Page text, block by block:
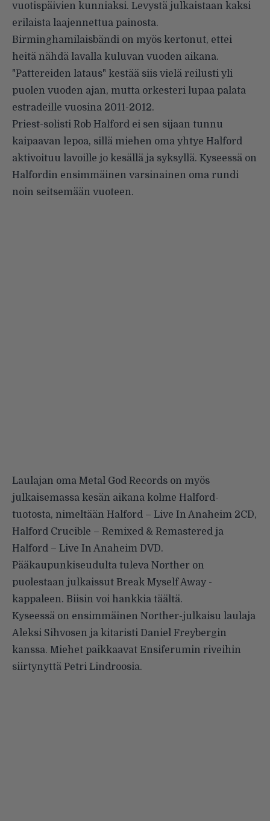
vuotispäivien kunniaksi. Levystä julkaistaan kaksi
erilaista laajennettua painosta.
Birminghamilaisbändi on myös kertonut, ettei
heitä nähdä lavalla kuluvan vuoden aikana.
"Pattereiden lataus" kestää siis vielä reilusti yli
puolen vuoden ajan, mutta orkesteri lupaa palata
estradeille vuosina 2011-2012.
Priest-solisti Rob Halford ei sen sijaan tunnu
kaipaavan lepoa, sillä miehen oma yhtye Halford
aktivoituu lavoille jo kesällä ja syksyllä. Kyseessä on
Halfordin ensimmäinen varsinainen oma rundi
noin seitsemään vuoteen.
Laulajan oma Metal God Records on myös
julkaisemassa kesän aikana kolme Halford-
tuotosta, nimeltään Halford – Live In Anaheim 2CD,
Halford Crucible – Remixed & Remastered ja
Halford – Live In Anaheim DVD.
Pääkaupunkiseudulta tuleva Norther on
puolestaan julkaissut Break Myself Away -
kappaleen. Biisin voi hankkia täältä.
Kyseessä on ensimmäinen Norther-julkaisu laulaja
Aleksi Sihvosen ja kitaristi Daniel Freybergin
kanssa. Miehet paikkaavat Ensiferumin riveihin
siirtynyttä Petri Lindroosia.